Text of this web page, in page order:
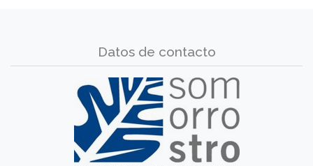
Datos de contacto